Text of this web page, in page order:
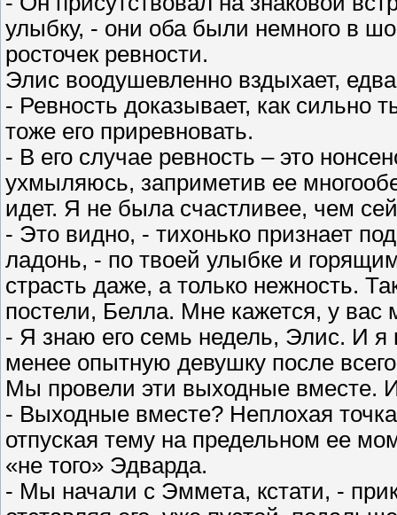
улыбку, - они оба были немного в
росточек ревности.
Элис воодушевленно вздыхает,
- Ревность доказывает, как
тоже его приревновать.
- В его случае ревность – это
ухмыляюсь, заприметив ее
идет. Я не была счастливее, чем
- Это видно, - тихонько признает
ладонь, - по твоей улыбке и
страсть даже, а только нежность.
постели, Белла. Мне кажется, у вас
- Я знаю его семь недель, Элис. И я
менее опытную девушку после
Мы провели эти выходные вместе.
- Выходные вместе? Неплохая точка
отпуская тему на предельном ее
«не того» Эдварда.
- Мы начали с Эммета, кстати, -